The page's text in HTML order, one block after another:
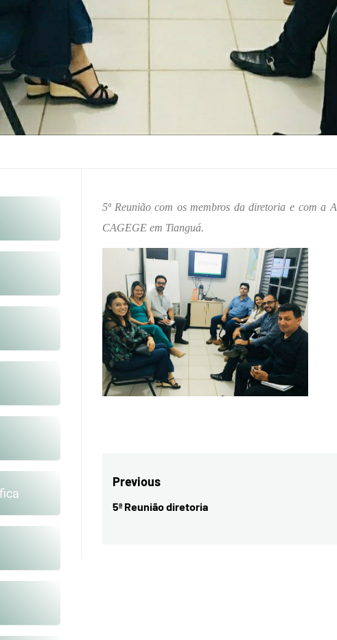
5ª Reunião com os membros da diretoria e com a
CAGEGE em Tianguá.
Navegação
de
Previous
Previous
5ª Reunião diretoria